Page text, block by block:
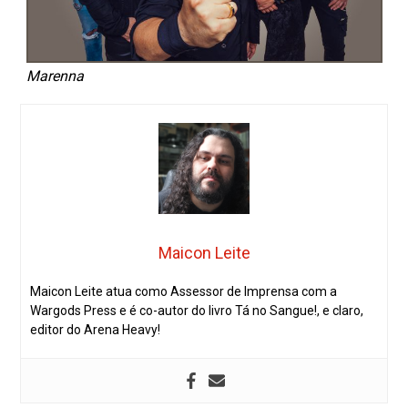
Marenna
Maicon Leite
Maicon Leite atua como Assessor de Imprensa com a
Wargods Press e é co-autor do livro Tá no Sangue!, e claro,
editor do Arena Heavy!